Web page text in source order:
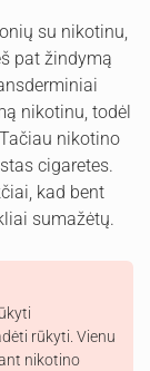
su nikotinu,
pat žindymą
nikotinu, todėl
nikotino
cigaretes.
kad bent
sumažėtų.
rūkyti. Vienu
nikotino